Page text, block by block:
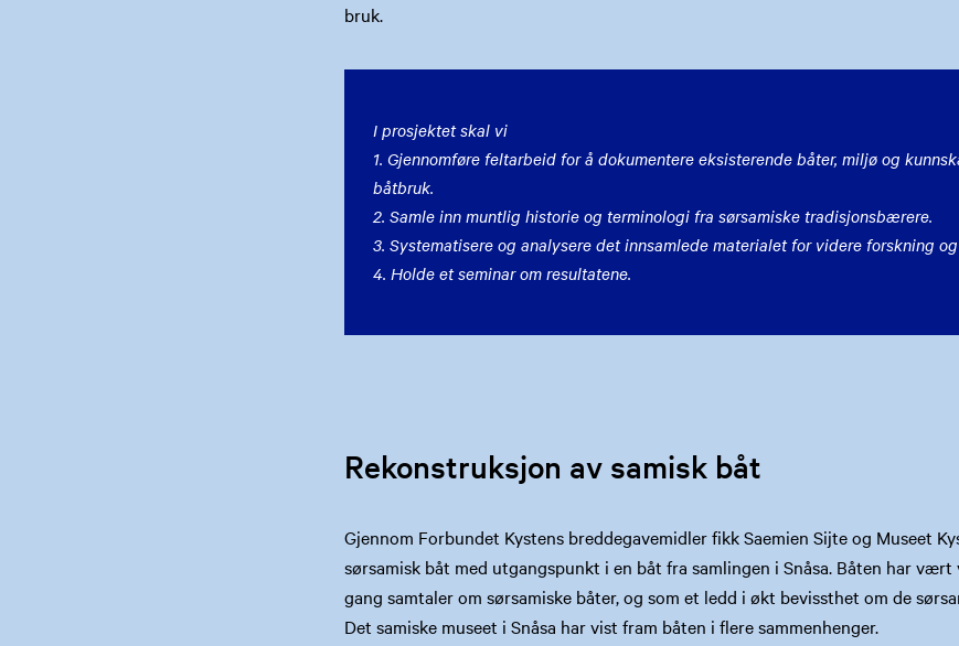
bruk.
I prosjektet skal vi
1. Gjennomføre feltarbeid for å dokumentere eksisterende båter, miljø og
båtbruk.
2. Samle inn muntlig historie og terminologi fra sørsamiske tradisjonsbærere.
3. Systematisere og analysere det innsamlede materialet for videre forskning
4. Holde et seminar om resultatene.
Rekonstruksjon av samisk båt
Gjennom Forbundet Kystens breddegavemidler fikk Saemien Sijte og Museet
sørsamisk båt med utgangspunkt i en båt fra samlingen i Snåsa. Båten har
gang samtaler om sørsamiske båter, og som et ledd i økt bevissthet om de
Det samiske museet i Snåsa har vist fram båten i flere sammenhenger.